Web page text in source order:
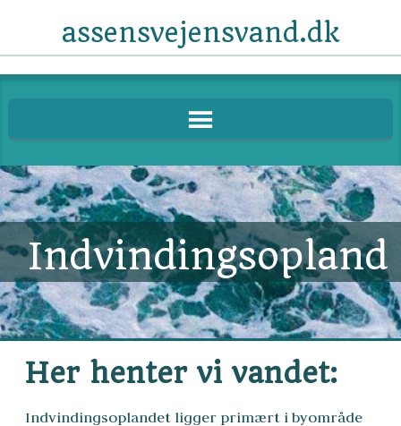
assensvejensvand.dk
Indvindingsopland
Her henter vi vandet:
Indvindingsoplandet ligger primært i byområde